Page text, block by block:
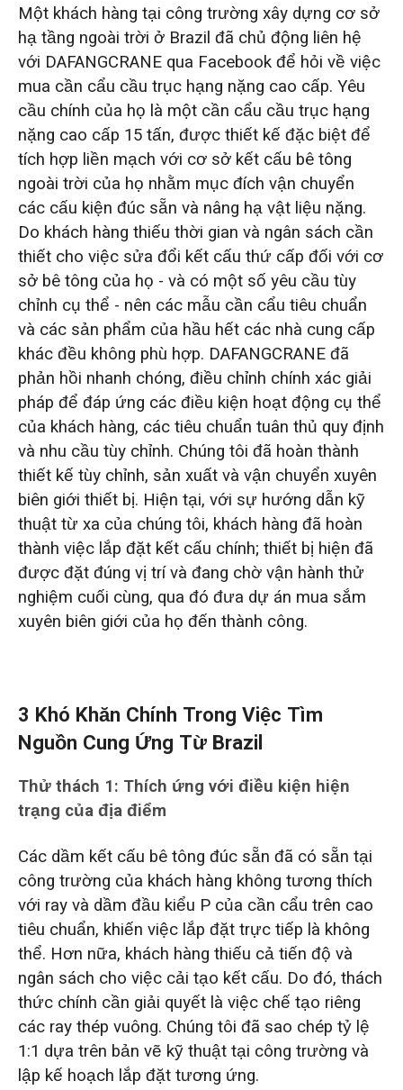
Dịch vụ hỗ trợ kỹ thuật và hướng dẫn cài đặt
Thành công dự án: Bàn giao thành công
cần cẩu trên cao 15 tấn HD cao cấp, đáp
ứng đầy đủ các tiêu chuẩn cho khách hàng
Brazil.
Một khách hàng tại công trường xây dựng cơ sở
hạ tầng ngoài trời ở Brazil đã chủ động liên hệ
với DAFANGCRANE qua Facebook để hỏi về việc
mua cần cẩu cầu trục hạng nặng cao cấp. Yêu
cầu chính của họ là một cần cẩu cầu trục hạng
nặng cao cấp 15 tấn, được thiết kế đặc biệt để
tích hợp liền mạch với cơ sở kết cấu bê tông
ngoài trời của họ nhằm mục đích vận chuyển
các cấu kiện đúc sẵn và nâng hạ vật liệu nặng.
Do khách hàng thiếu thời gian và ngân sách cần
thiết cho việc sửa đổi kết cấu thứ cấp đối với cơ
sở bê tông của họ - và có một số yêu cầu tùy
chỉnh cụ thể - nên các mẫu cần cẩu tiêu chuẩn
và các sản phẩm của hầu hết các nhà cung cấp
khác đều không phù hợp. DAFANGCRANE đã
phản hồi nhanh chóng, điều chỉnh chính xác giải
pháp để đáp ứng các điều kiện hoạt động cụ thể
của khách hàng, các tiêu chuẩn tuân thủ quy định
và nhu cầu tùy chỉnh. Chúng tôi đã hoàn thành
thiết kế tùy chỉnh, sản xuất và vận chuyển xuyên
biên giới thiết bị. Hiện tại, với sự hướng dẫn kỹ
thuật từ xa của chúng tôi, khách hàng đã hoàn
thành việc lắp đặt kết cấu chính; thiết bị hiện đã
được đặt đúng vị trí và đang chờ vận hành thử
nghiệm cuối cùng, qua đó đưa dự án mua sắm
xuyên biên giới của họ đến thành công.
3 Khó Khăn Chính Trong Việc Tìm
Nguồn Cung Ứng Từ Brazil
Thử thách 1: Thích ứng với điều kiện hiện
trạng của địa điểm
Các dầm kết cấu bê tông đúc sẵn đã có sẵn tại
công trường của khách hàng không tương thích
với ray và dầm đầu kiểu P của cần cẩu trên cao
tiêu chuẩn, khiến việc lắp đặt trực tiếp là không
thể. Hơn nữa, khách hàng thiếu cả tiến độ và
ngân sách cho việc cải tạo kết cấu. Do đó, thách
thức chính cần giải quyết là việc chế tạo riêng
các ray thép vuông. Chúng tôi đã sao chép tỷ lệ
1:1 dựa trên bản vẽ kỹ thuật tại công trường và
lập kế hoạch lắp đặt tương ứng.